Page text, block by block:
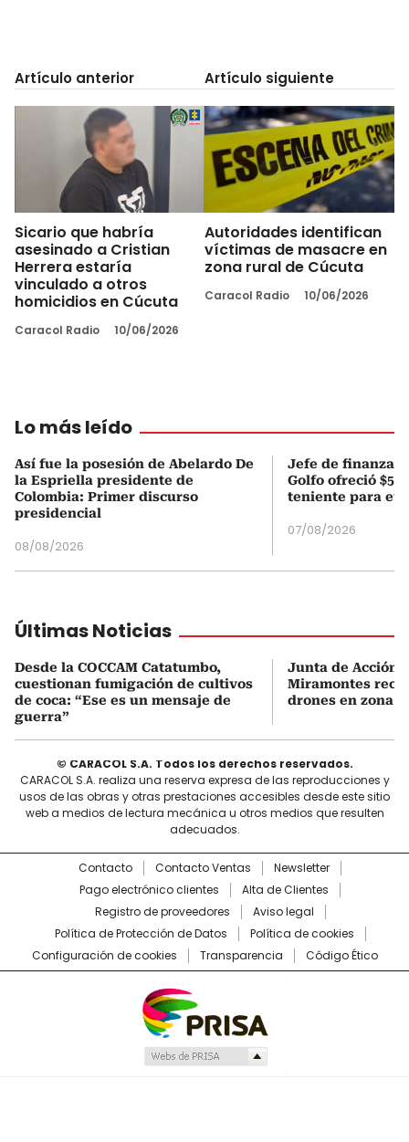
Artículo anterior
Sicario que habría
asesinado a Cristian
Herrera estaría
vinculado a otros
homicidios en Cúcuta
Caracol Radio 10/06/2026
Artículo siguiente
Autoridades identifican
víctimas de masacre en
zona rural de Cúcuta
Caracol Radio 10/06/2026
Lo más leído
Así fue la posesión de Abelardo De
la Espriella presidente de
Colombia: Primer discurso
presidencial
08/08/2026
Jefe de finanzas
Golfo ofreció
teniente para
07/08/2026
Últimas Noticias
Desde la COCCAM Catatumbo,
cuestionan fumigación de cultivos
de coca: “Ese es un mensaje de
guerra”
Junta de Acción
Miramontes
drones en zona
© CARACOL S.A. Todos los derechos reservados.
CARACOL S.A. realiza una reserva expresa de las reproducciones y
usos de las obras y otras prestaciones accesibles desde este sitio
web a medios de lectura mecánica u otros medios que resulten
adecuados.
Contacto Contacto Ventas
Newsletter
Pago electrónico clientes
Alta de Clientes
Registro de proveedores
Aviso legal
Política de Protección de Datos
Política de cookies
Configuración de cookies
Transparencia Código Ético